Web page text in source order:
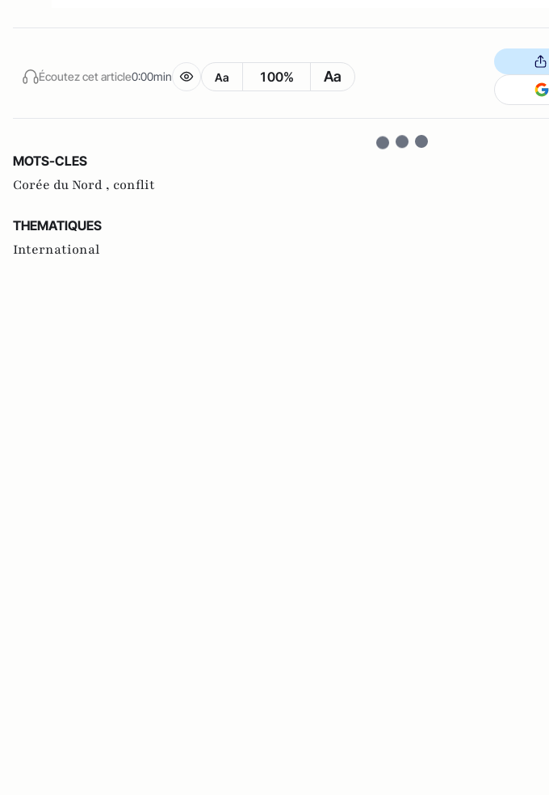
Écoutez cet article0:00min Aa 100% Aa
MOTS-CLES
Corée du Nord , conflit
THEMATIQUES
International